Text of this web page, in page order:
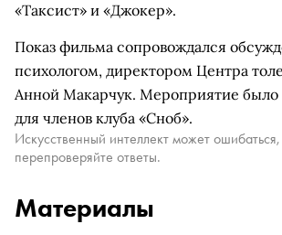
«Таксист» и «Джокер».
Показ фильма сопровождался
психологом, директором Центра
Анной Макарчук. Мероприятие было
для членов клуба «Сноб».
Искусственный интеллект может
перепроверяйте ответы.
Материалы